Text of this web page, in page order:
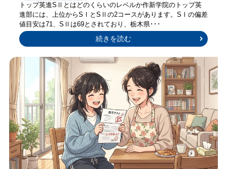
トップ英進SⅡとはどのくらいのレベルか作新学院のトップ英
進部には、上位からSⅠとSⅡの2コースがあります。SⅠの偏差
値目安は71、SⅡは69とされており、栃木県･･･
続きを読む